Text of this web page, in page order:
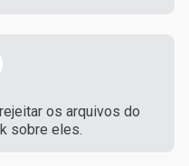
os arquivos do
sobre eles.